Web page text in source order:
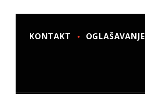
KONTAKT OGLAŠAVANJE